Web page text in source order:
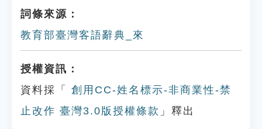
詞條來源：
教育部臺灣客語辭典_來
授權資訊：
資料採「
創用CC-姓名標示-非商業性-禁
止改作 臺灣3.0版授權條款 」釋出